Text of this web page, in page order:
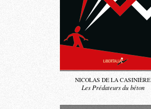
NICOLAS DE LA CASINIÈRE
Les Prédateurs du béton